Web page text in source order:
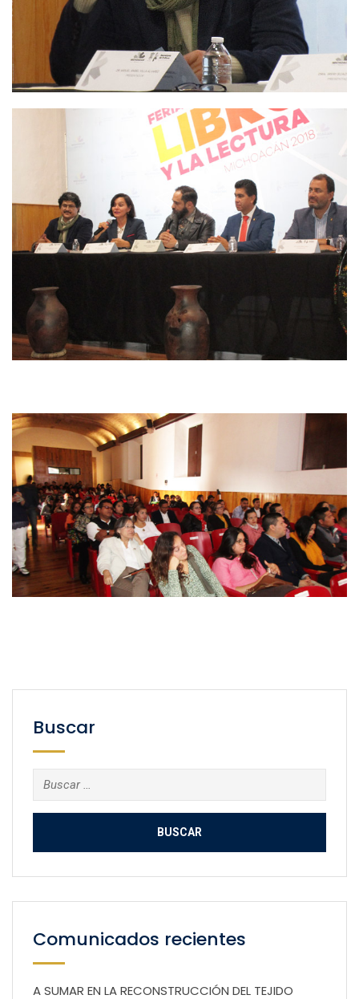
Buscar
Buscar:
Comunicados recientes
A SUMAR EN LA RECONSTRUCCIÓN DEL TEJIDO